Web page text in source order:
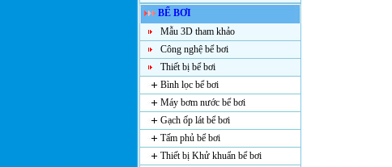
BỂ BƠI
Mẫu 3D tham khảo
Công nghệ bể bơi
Thiết bị bể bơi
Bình lọc bể bơi
Máy bơm nước bể bơi
Gạch ốp lát bể bơi
Tấm phủ bể bơi
Thiết bị Khử khuẩn bể bơi